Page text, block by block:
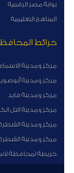
بوابة مصر الرقمية
المناهج التعليمية
خرائط
مركز ومدينة
مركز ومدينة أبوصوير
مركز ومدينة فايد
مركز ومدينة التل
مركز ومدينة
مركز ومدينة
خريطة لمحافظة